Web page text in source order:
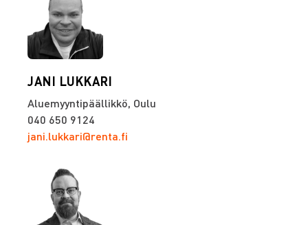
JANI LUKKARI
Aluemyyntipäällikkö, Oulu
040 650 9124
jani.lukkari@renta.fi